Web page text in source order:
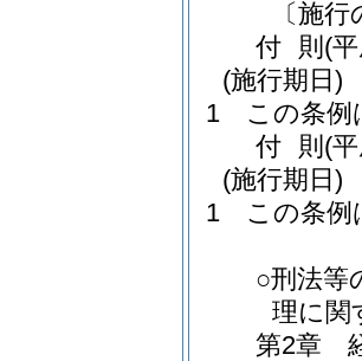
〔施
付 則 (
(施行期日)
1
この条例
付 則 (
(施行期日)
1
この条例
○刑法等
理に関
第2章